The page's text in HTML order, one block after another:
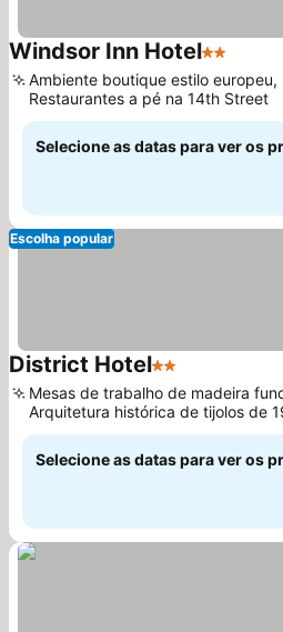
Windsor Inn Hotel2 Estrelas
Ambiente boutique estilo europeu,
Restaurantes a pé na 14th Street
Selecione as datas para ver os
Escolha popular
District Hotel2 Estrelas
Mesas de trabalho de madeira
Arquitetura histórica de tijolos de
Selecione as datas para ver os